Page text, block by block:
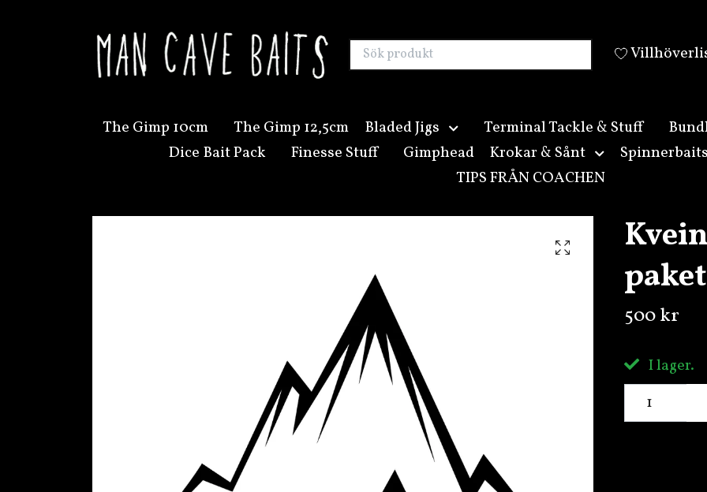
The Gimp 10cm The Gimp 12,5cm Bladed Jigs Terminal Tackle & Stuff
Dice Bait Pack
Finesse Stuff Gimphead Krokar & Sånt Spinnerbaits
TIPS FRÅN COACHEN
paket
500 kr
I lager.